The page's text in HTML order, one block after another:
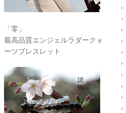
「零」
最高品質エンジェルラダークォ
ーツブレスレット